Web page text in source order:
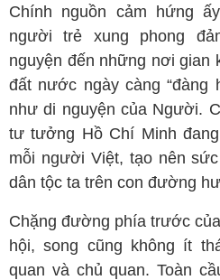
Chính nguồn cảm hứng
người trẻ xung phong
nguyện đến những nơi gian
đất nước ngày càng “đàng
như di nguyện của Người.
tư tưởng Hồ Chí Minh
mỗi người Việt, tạo nên
dân tộc ta trên con đường
Chặng đường phía trước
hội, song cũng không ít
quan và chủ quan. Toàn